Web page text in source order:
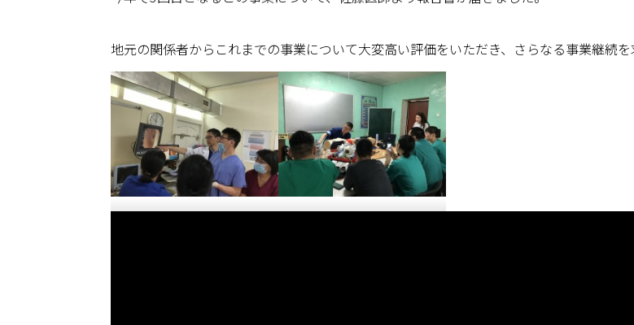
地元の関係者からこれまでの事業について大変高い評価をいただき、さらなる事業継続を